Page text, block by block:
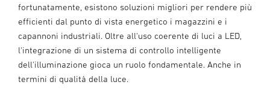
fortunatamente, esistono soluzioni migliori per rendere più
efficienti dal punto di vista energetico i magazzini e i
capannoni industriali. Oltre all'uso coerente di luci a LED,
l'integrazione di un sistema di controllo intelligente
dell'illuminazione gioca un ruolo fondamentale. Anche in
termini di qualità della luce.